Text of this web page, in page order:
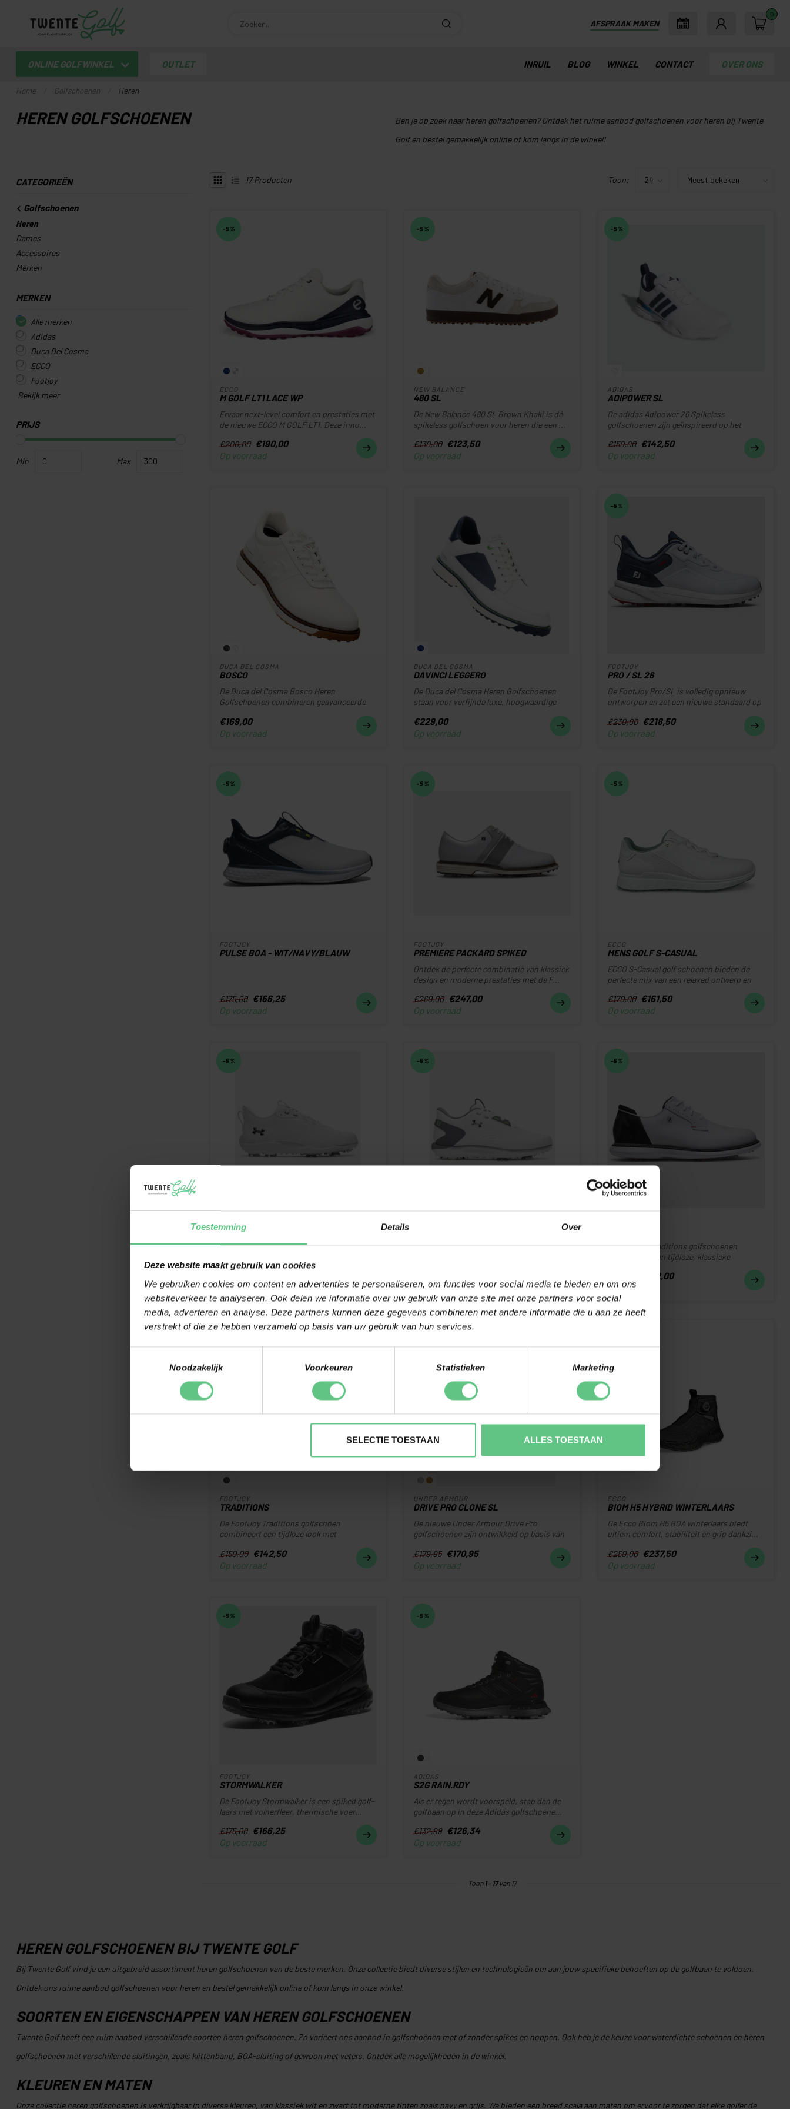
Toestemming Details Over
Deze website maakt gebruik van cookies
We gebruiken cookies om content en advertenties te personaliseren, om functies voor social media te bieden en om ons
websiteverkeer te analyseren. Ook delen we informatie over uw gebruik van onze site met onze partners voor social
media, adverteren en analyse. Deze partners kunnen deze gegevens combineren met andere informatie die u aan ze heeft
verstrekt of die ze hebben verzameld op basis van uw gebruik van hun services.
Noodzakelijk
Voorkeuren Statistieken Marketing
SELECTIE TOESTAAN ALLES TOESTAAN
AFSPRAAK MAKEN
0
ONLINE GOLFWINKEL OUTLET INRUIL BLOG WINKEL CONTACT OVER ONS
Home Golfschoenen Heren
HEREN GOLFSCHOENEN
Ben je op zoek naar heren golfschoenen? Ontdek het ruime aanbod golfschoenen voor heren bij Twente
Golf en bestel gemakkelijk online of kom langs in de winkel!
CATEGORIEËN
Golfschoenen
Heren
Dames
Accessoires
Merken
MERKEN
Alle merken
Adidas
Duca Del Cosma
ECCO
Footjoy
Bekijk meer
PRIJS
Min Max
17Producten Toon:
-5%
ECCO
M GOLF LT1 LACE WP
Ervaar next-level comfort en prestaties met
de nieuwe ECCO M GOLF LT1. Deze inno...
€200,00 €190,00
Op voorraad
-5%
NEW BALANCE
480 SL
De New Balance 480 SL Brown Khaki is dé
spikeless golfschoen voor heren die een ...
€130,00 €123,50
Op voorraad
-5%
ADIDAS
ADIPOWER SL
De adidas Adipower 26 Spikeless
golfschoenen zijn geïnspireerd op het
€150,00 €142,50
Op voorraad
DUCA DEL COSMA
BOSCO
De Duca del Cosma Bosco Heren
Golfschoenen combineren geavanceerde
€169,00
Op voorraad
DUCA DEL COSMA
DAVINCI LEGGERO
De Duca del Cosma Heren Golfschoenen
staan voor verfijnde luxe, hoogwaardige
€229,00
Op voorraad
-5%
FOOTJOY
PRO / SL 26
De FootJoy Pro/SL is volledig opnieuw
ontworpen en zet een nieuwe standaard op
€230,00 €218,50
Op voorraad
-5%
FOOTJOY
PULSE BOA - WIT/NAVY/BLAUW
€175,00 €166,25
Op voorraad
-5%
FOOTJOY
PREMIERE PACKARD SPIKED
Ontdek de perfecte combinatie van klassiek
design en moderne prestaties met de F...
€260,00 €247,00
Op voorraad
-5%
ECCO
MENS GOLF S-CASUAL
ECCO S-Casual golf schoenen bieden de
perfecte mix van een relaxed ontwerp en
€170,00 €161,50
Op voorraad
-5%
DRIVE PRO CLONE
De nieuwe Under Armour Drive Pro is
laboratoriumte...
Op voorraad
-5%
De Under Armour Drive Pro biedt meer dan
Op voorraad
-5%
De FootJoy Traditions golfschoenen
combineren een tijdloze, klassieke
€152,00
Op voorraad
FOOTJOY
TRADITIONS
De FootJoy Traditions golfschoen
combineert een tijdloze look met
€150,00 €142,50
Op voorraad
UNDER ARMOUR
DRIVE PRO CLONE SL
De nieuwe Under Armour Drive Pro
golfschoenen zijn ontwikkeld op basis van
€179,95 €170,95
Op voorraad
ECCO
BIOM H5 HYBRID WINTERLAARS
De Ecco Biom H5 BOA winterlaars biedt
ultiem comfort, stabiliteit en grip dankzi...
€250,00 €237,50
Op voorraad
-5%
FOOTJOY
STORMWALKER
De FootJoy Stormwalker is een spiked golf­
laars met volnerfleer, thermische voer...
€175,00 €166,25
Op voorraad
-5%
ADIDAS
S2G RAIN.RDY
Als er regen wordt voorspeld, stap dan de
golfbaan op in deze Adidas golfschoene...
€132,99 €126,34
Op voorraad
Toon 1- 17van 17
HEREN GOLFSCHOENEN BIJ TWENTE GOLF
Bij Twente Golf vind je een uitgebreid assortiment heren golfschoenen van de beste merken. Onze collectie biedt diverse stijlen en technologieën om aan jouw specifieke behoeften op de golfbaan te voldoen.
Ontdek ons ruime aanbod golfschoenen voor heren en bestel gemakkelijk online of kom langs in onze winkel.
SOORTEN EN EIGENSCHAPPEN VAN HEREN GOLFSCHOENEN
Twente Golf heeft een ruim aanbod verschillende soorten heren golfschoenen. Zo varieert ons aanbod in golfschoenen met of zonder spikes en noppen. Ook heb je de keuze voor waterdichte schoenen en heren
golfschoenen met verschillende sluitingen, zoals klittenband, BOA-sluiting of gewoon met veters. Ontdek alle mogelijkheden in de winkel.
KLEUREN EN MATEN
Onze collectie heren golfschoenen is verkrijgbaar in diverse kleuren, van klassiek wit en zwart tot moderne tinten zoals navy en grijs. We bieden een breed scala aan maten om ervoor te zorgen dat elke golfer de